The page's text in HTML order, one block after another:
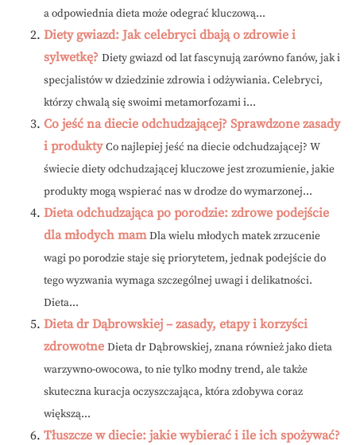
a odpowiednia dieta może odegrać kluczową...
Diety gwiazd: Jak celebryci dbają o zdrowie i
sylwetkę? Diety gwiazd od lat fascynują zarówno fanów, jak i
specjalistów w dziedzinie zdrowia i odżywiania. Celebryci,
którzy chwalą się swoimi metamorfozami i...
Co jeść na diecie odchudzającej? Sprawdzone zasady
i produkty Co najlepiej jeść na diecie odchudzającej? W
świecie diety odchudzającej kluczowe jest zrozumienie, jakie
produkty mogą wspierać nas w drodze do wymarzonej...
Dieta odchudzająca po porodzie: zdrowe podejście
dla młodych mam Dla wielu młodych matek zrzucenie
wagi po porodzie staje się priorytetem, jednak podejście do
tego wyzwania wymaga szczególnej uwagi i delikatności.
Dieta...
Dieta dr Dąbrowskiej – zasady, etapy i korzyści
zdrowotne Dieta dr Dąbrowskiej, znana również jako dieta
warzywno-owocowa, to nie tylko modny trend, ale także
skuteczna kuracja oczyszczająca, która zdobywa coraz
większą...
Tłuszcze w diecie: jakie wybierać i ile ich spożywać?